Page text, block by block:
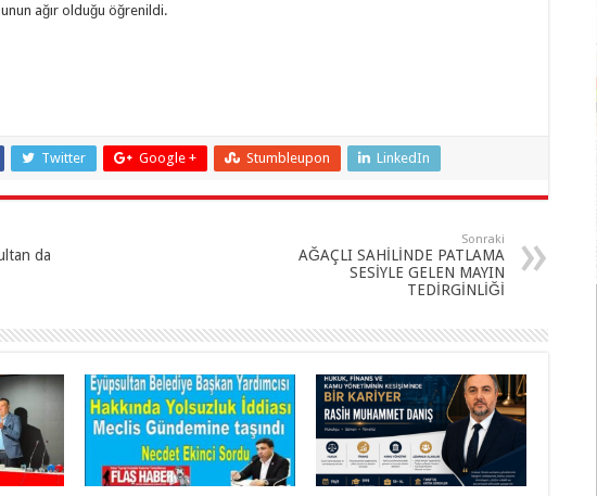
ağır olduğu öğrenildi.
Twitter Google + Stumbleupon LinkedIn
da
Sonraki
AĞAÇLI SAHİLİNDE PATLAMA
SESİYLE GELEN MAYIN
TEDİRGİNLİĞİ